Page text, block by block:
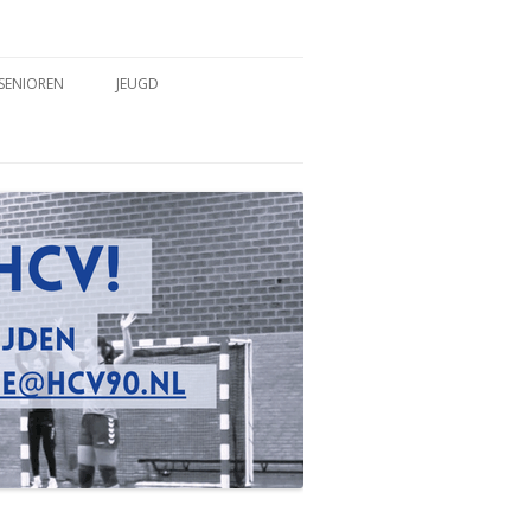
SENIOREN
TRAININGSTIJDEN
WEDSTRIJDVERSLAGEN
JEUGD
TRAININGSTIJDEN
WEDSTRIJDVERSLAGEN
SPELREGELS